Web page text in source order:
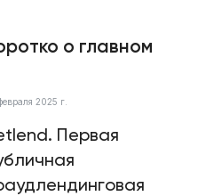
о главном
2025 г.
Первая